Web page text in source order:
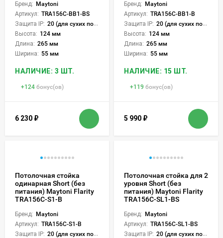
Бренд: Maytoni
Артикул: TRA156C-BB1-BS
Защита IP: 20 (для сухих пом.)
Высота: 124 мм
Длина: 265 мм
Ширина: 55 мм
НАЛИЧИЕ: 3 ШТ.
+124 бонус(ов)
6 230 ₽
Бренд: Maytoni
Артикул: TRA156C-BB1-B
Защита IP: 20 (для сухих пом.)
Высота: 124 мм
Длина: 265 мм
Ширина: 55 мм
НАЛИЧИЕ: 15 ШТ.
+119 бонус(ов)
5 990 ₽
Потолочная стойка
одинарная Short (без
питания) Maytoni Flarity
TRA156C-S1-B
Бренд: Maytoni
Артикул: TRA156C-S1-B
Защита IP: 20 (для сухих пом.)
Потолочная стойка для 2
уровня Short (без
питания) Maytoni Flarity
TRA156C-SL1-BS
Бренд: Maytoni
Артикул: TRA156C-SL1-BS
Защита IP: 20 (для сухих пом.)